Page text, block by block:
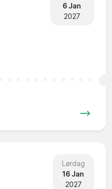
6 Jan
2027
Lørdag
16 Jan
2027